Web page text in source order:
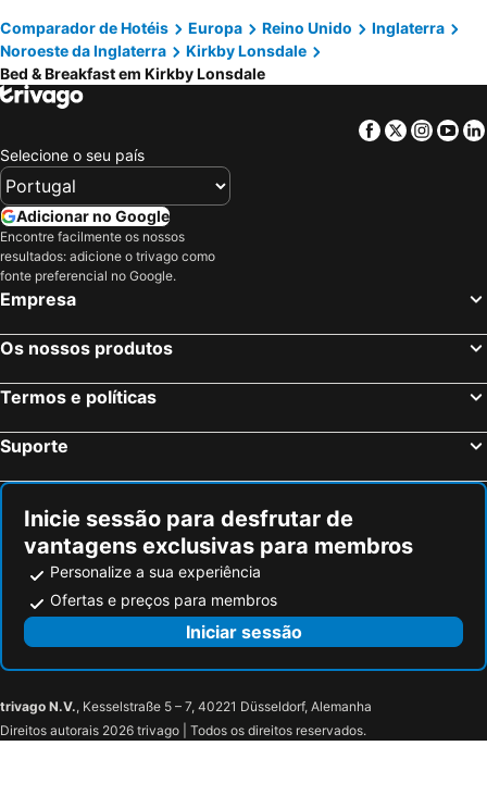
Cartmel, bed and breakfasts
Reeth, bed and breakfasts
Millom, bed and breakfasts
Clitheroe, bed and breakfasts
Grassington, bed and breakfasts
Appleby-in-Westmorland, bed and breakfasts
Rydal, bed and breakfasts
Preston, bed and breakfasts
Sedbergh, bed and breakfasts
Shap, bed and breakfasts
Newby Bridge, bed and breakfasts
Garstang, bed and breakfasts
Fleetwood, bed and breakfasts
Aysgarth, bed and breakfasts
Milnthorpe, bed and breakfasts
Watermillock, bed and breakfasts
Comparador de Hotéis Europa Reino Unido
Inglaterra
Noroeste da Inglaterra
Kirkby Lonsdale
Bed & Breakfast em Kirkby Lonsdale
Facebook
Twitter
Selecione o seu país
Adicionar no Google
Encontre facilmente os nossos
resultados: adicione o trivago como
fonte preferencial no Google.
Empresa
Os nossos produtos
Termos e políticas
Suporte
Inicie sessão para desfrutar de
vantagens exclusivas para membros
Personalize a sua experiência
Ofertas e preços para membros
Iniciar sessão
trivago N.V., Kesselstraße 5 – 7, 40221 Düsseldorf, Alemanha
Direitos autorais 2026 trivago | Todos os direitos reservados.